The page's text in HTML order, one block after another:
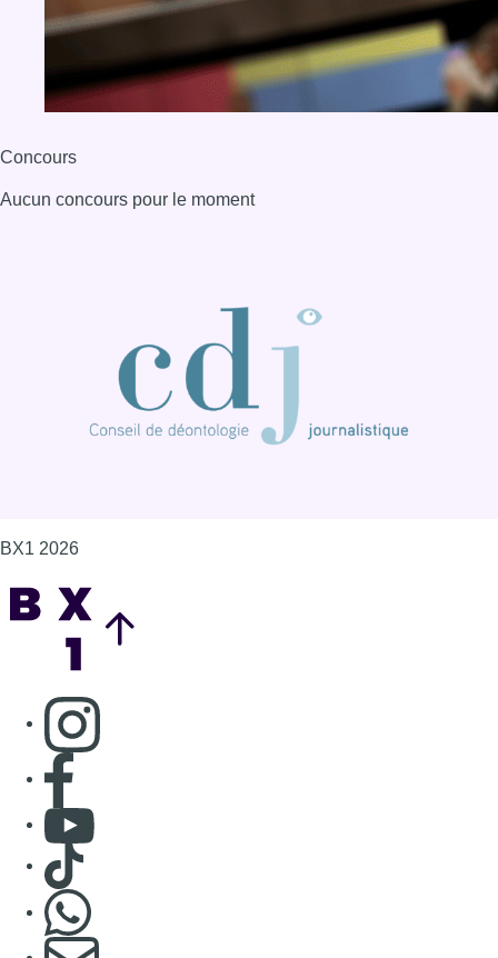
Concours
Aucun concours pour le moment
BX1 2026
Consulter page Instagram
Consulter page Facebook
Consulter Youtube
Consulter TikTok
S'abonner à notre newsletter